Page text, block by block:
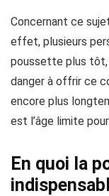
Concernant ce
effet, plusieurs
poussette plus tôt,
danger à offrir ce
encore plus
est l’âge limite
En quoi la